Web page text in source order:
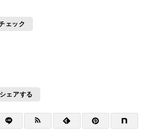
ェック
ェアする